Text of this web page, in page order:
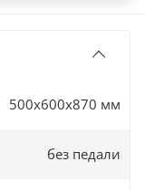
500x600x870 мм
без педали